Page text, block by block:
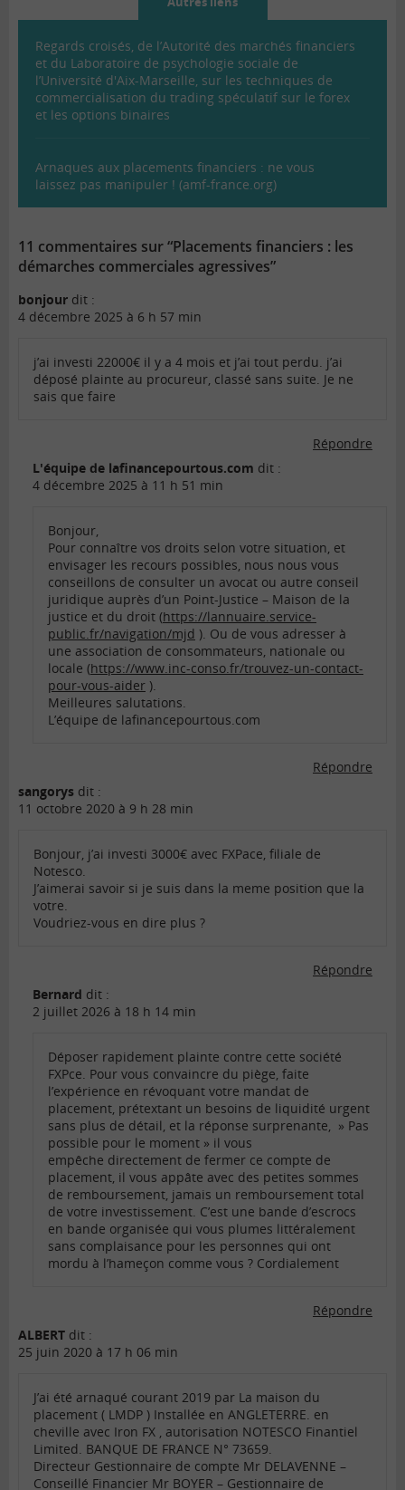
Regards croisés, de l’Autorité des marchés financiers
et du Laboratoire de psychologie sociale de
l’Université d'Aix-Marseille, sur les techniques de
commercialisation du trading spéculatif sur le forex
et les options binaires
Arnaques aux placements financiers : ne vous
laissez pas manipuler ! (amf-france.org)
11 commentaires sur “Placements financiers : les
démarches commerciales agressives”
bonjour dit :
4 décembre 2025 à 6 h 57 min
j’ai investi 22000€ il y a 4 mois et j’ai tout perdu. j’ai
déposé plainte au procureur, classé sans suite. Je ne
sais que faire
Répondre
L'équipe de lafinancepourtous.com dit :
4 décembre 2025 à 11 h 51 min
Bonjour,
Pour connaître vos droits selon votre situation, et
envisager les recours possibles, nous nous vous
conseillons de consulter un avocat ou autre conseil
juridique auprès d’un Point-Justice – Maison de la
justice et du droit (https://lannuaire.service-
public.fr/navigation/mjd ). Ou de vous adresser à
une association de consommateurs, nationale ou
locale (https://www.inc-conso.fr/trouvez-un-contact-
pour-vous-aider ).
Meilleures salutations.
L’équipe de lafinancepourtous.com
Répondre
sangorys dit :
11 octobre 2020 à 9 h 28 min
Bonjour, j’ai investi 3000€ avec FXPace, filiale de
Notesco.
J’aimerai savoir si je suis dans la meme position que la
votre.
Voudriez-vous en dire plus ?
Répondre
Bernard dit :
2 juillet 2026 à 18 h 14 min
Déposer rapidement plainte contre cette société
FXPce. Pour vous convaincre du piège, faite
l’expérience en révoquant votre mandat de
placement, prétextant un besoins de liquidité urgent
sans plus de détail, et la réponse surprenante, » Pas
possible pour le moment » il vous
empêche directement de fermer ce compte de
placement, il vous appâte avec des petites sommes
de remboursement, jamais un remboursement total
de votre investissement. C’est une bande d’escrocs
en bande organisée qui vous plumes littéralement
sans complaisance pour les personnes qui ont
mordu à l’hameçon comme vous ? Cordialement
Répondre
ALBERT dit :
25 juin 2020 à 17 h 06 min
J’ai été arnaqué courant 2019 par La maison du
placement ( LMDP ) Installée en ANGLETERRE. en
cheville avec Iron FX , autorisation NOTESCO Finantiel
Limited. BANQUE DE FRANCE N° 73659.
Directeur Gestionnaire de compte Mr DELAVENNE –
Conseillé Financier Mr BOYER – Gestionnaire de